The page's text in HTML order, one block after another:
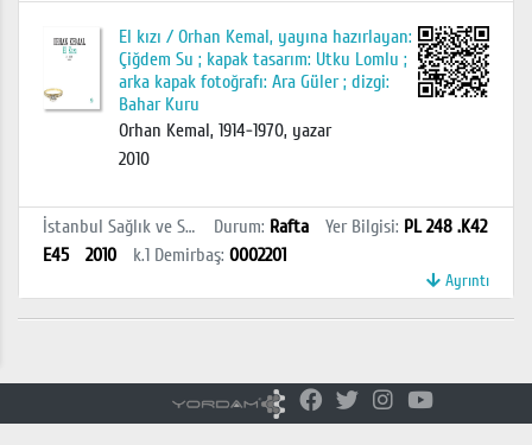
El kızı / Orhan Kemal, yayına hazırlayan:
Çiğdem Su ; kapak tasarım: Utku Lomlu ;
arka kapak fotoğrafı: Ara Güler ; dizgi:
Bahar Kuru
Orhan Kemal, 1914-1970, yazar
2010
İstanbul Sağlık ve Sosyal Bilimler MYO Kütüphanesi Durum: Rafta Yer Bilgisi: PL 248 .K42
E45
2010 k.1 Demirbaş: 0002201
Ayrıntı